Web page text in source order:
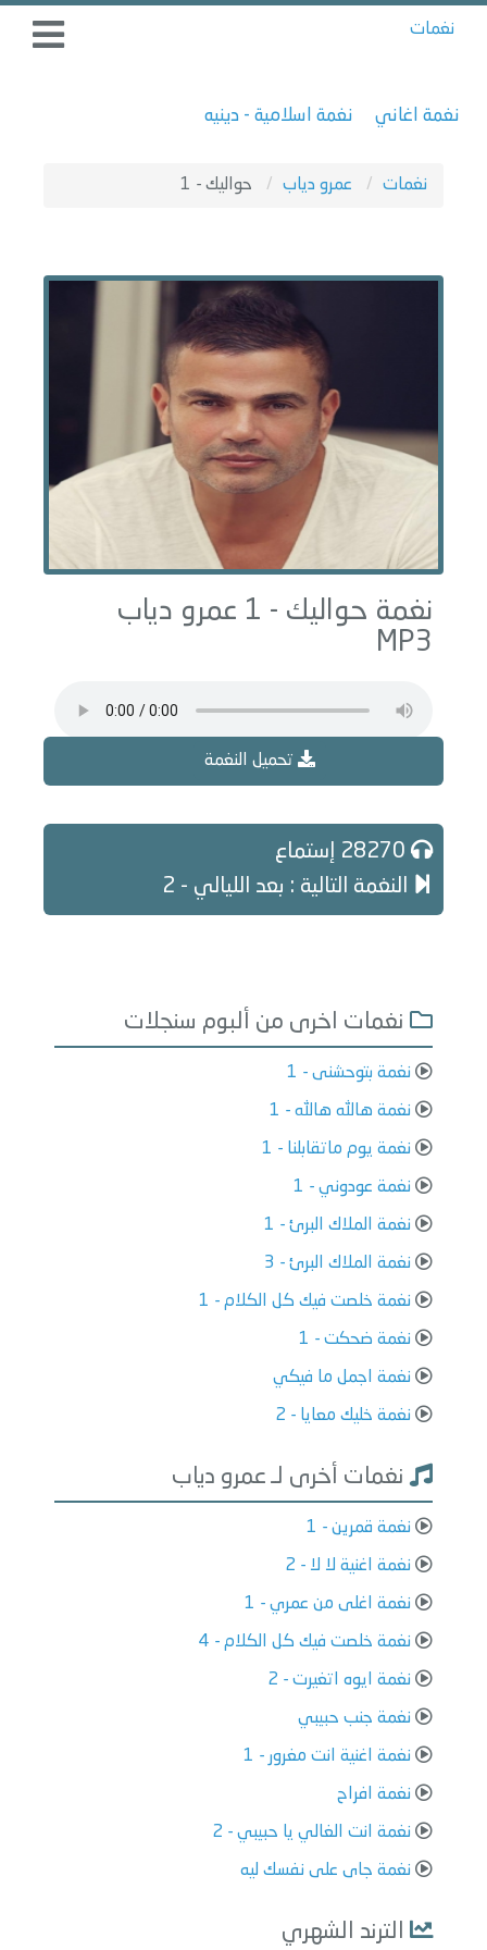
نغمات
نغمة اغاني نغمة اسلامية - دينيه
نغمات عمرو دياب حواليك - 1
نغمة حواليك - 1 عمرو دياب
MP3
تحميل النغمة
النغمة التالية : بعد الليالي - 2
نغمات اخرى من ألبوم سنجلات
نغمة بتوحشنى - 1
نغمة هالله هالله - 1
نغمة يوم ماتقابلنا - 1
نغمة عودوني - 1
نغمة الملاك البرئ - 1
نغمة الملاك البرئ - 3
نغمة خلصت فيك كل الكلام - 1
نغمة ضحكت - 1
نغمة اجمل ما فيكي
نغمة خليك معايا - 2
نغمات أخرى لـ عمرو دياب
نغمة قمرين - 1
نغمة اغنية لا لا - 2
نغمة اغلى من عمري - 1
نغمة خلصت فيك كل الكلام - 4
نغمة ايوه اتغيرت - 2
نغمة جنب حبيبي
نغمة اغنية انت مغرور - 1
نغمة افراح
نغمة انت الغالي يا حبيبي - 2
نغمة جاى على نفسك ليه
الترند الشهري